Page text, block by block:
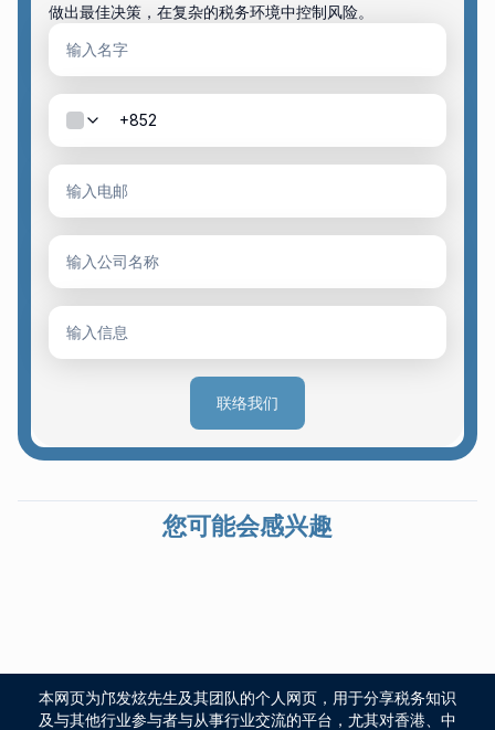
做出最佳决策，在复杂的税务环境中控制风险。
联络我们
您可能会感兴趣
本网页为邝发炫先生及其团队的个人网页，用于分享税务知识
及与其他行业参与者与从事行业交流的平台，尤其对香港、中